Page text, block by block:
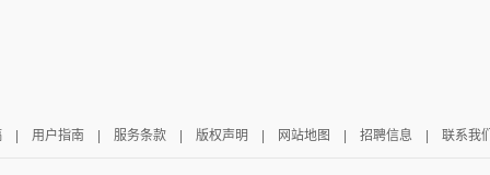
| 用户指南 服务条款| 版权声明 网站地图 招聘信息 联系我们